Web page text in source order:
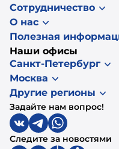
Сотрудничество
О нас
Полезная
Наши офисы
Санкт-Петербург
Москва
Другие регионы
Задайте нам вопрос!
Следите за новостями